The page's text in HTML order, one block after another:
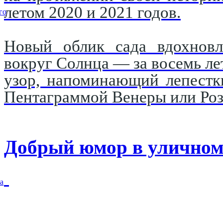
летом 2020 и 2021 годов.
Новый облик сада
вокруг Солнца — за восемь
узор, напоминающий
Пентаграммой Венеры или
Добрый юмор в уличном